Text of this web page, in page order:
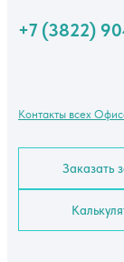
+7 (3822)
Контакты всех
Заказать